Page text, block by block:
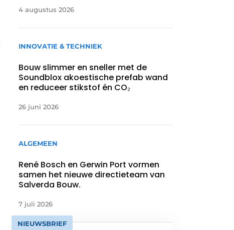
4 augustus 2026
INNOVATIE & TECHNIEK
Bouw slimmer en sneller met de
Soundblox akoestische prefab wand
en reduceer stikstof én CO₂
26 juni 2026
ALGEMEEN
René Bosch en Gerwin Port vormen
samen het nieuwe directieteam van
Salverda Bouw.
7 juli 2026
NIEUWSBRIEF